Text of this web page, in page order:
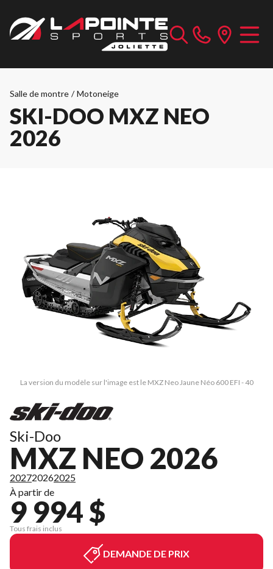
Salle de montre / Motoneige
SKI-DOO MXZ NEO
2026
La version du modèle sur l'image est le MXZ Neo Jaune Néo 600 EFI - 40
Ski-Doo
MXZ NEO 2026
202720262025
À partir de
9 994 $
Tous frais inclus
DEMANDE DE PRIX